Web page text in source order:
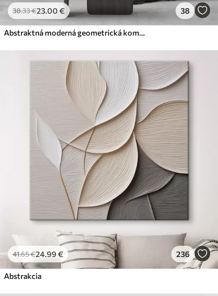
Od36.00€
✓Žiarivé a sýte farby
✓Odolné voči vyblednutiu
Ekologický materiál
38.33€23.00 € 38
Abstraktná moderná geometrická kompozícia s prekrývajúcimi sa tvarmi a potlačou v odtieňoch sivej, čiernej a béžovej farby
41.65€24.99 € 236
Abstrakcia